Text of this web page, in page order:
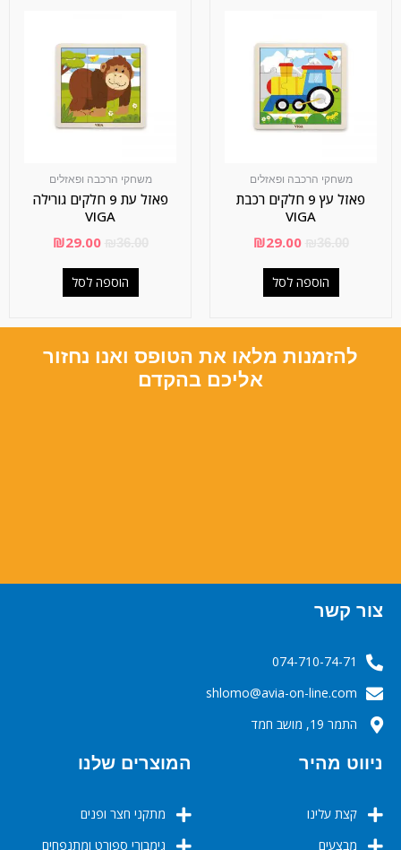
משחקי הרכבה ופאזלים
פאזל עת 9 חלקים גורילה
VIGA
₪29.00
הוספה לסל
משחקי הרכבה ופאזלים
פאזל עץ 9 חלקים רכבת
VIGA
₪29.00
הוספה לסל
להזמנות מלאו את הטופס ואנו נחזור
אליכם בהקדם
צור קשר
074-710-74-71
‬‬‬shlomo@avia-on-line.com‬
התמר 19, מושב חמד
ניווט מהיר
קצת עלינו
מבצעים
המוצרים שלנו
מתקני חצר ופנים
גימבורי ספורט ומתנפחים